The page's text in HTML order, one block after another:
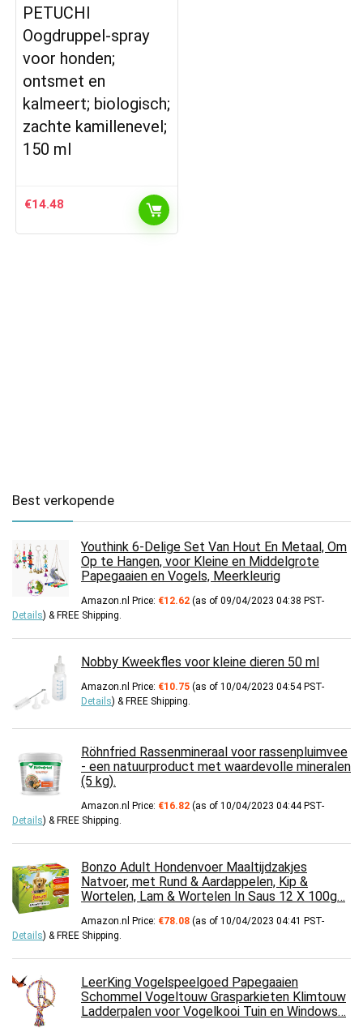
PETUCHI
Oogdruppel-spray
voor honden;
ontsmet en
kalmeert; biologisch;
zachte kamillenevel;
150 ml
€14.48
Best verkopende
Youthink 6-Delige Set Van Hout En Metaal, Om
Op te Hangen, voor Kleine en Middelgrote
Papegaaien en Vogels, Meerkleurig
Amazon.nl Price: €12.62 (as of 09/04/2023 04:38 PST-
Details) & FREE Shipping.
Nobby Kweekfles voor kleine dieren 50 ml
Amazon.nl Price: €10.75 (as of 10/04/2023 04:54 PST-
Details) & FREE Shipping.
Röhnfried Rassenmineraal voor rassenpluimvee
- een natuurproduct met waardevolle mineralen
(5 kg).
Amazon.nl Price: €16.82 (as of 10/04/2023 04:44 PST-
Details) & FREE Shipping.
Bonzo Adult Hondenvoer Maaltijdzakjes
Natvoer, met Rund & Aardappelen, Kip &
Wortelen, Lam & Wortelen In Saus 12 X 100g…
Amazon.nl Price: €78.08 (as of 10/04/2023 04:41 PST-
Details) & FREE Shipping.
LeerKing Vogelspeelgoed Papegaaien
Schommel Vogeltouw Grasparkieten Klimtouw
Ladderpalen voor Vogelkooi Tuin en Windows…